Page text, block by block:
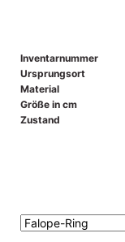
Inventarnummer
Ursprungsort
Material
Größe in cm
Zustand